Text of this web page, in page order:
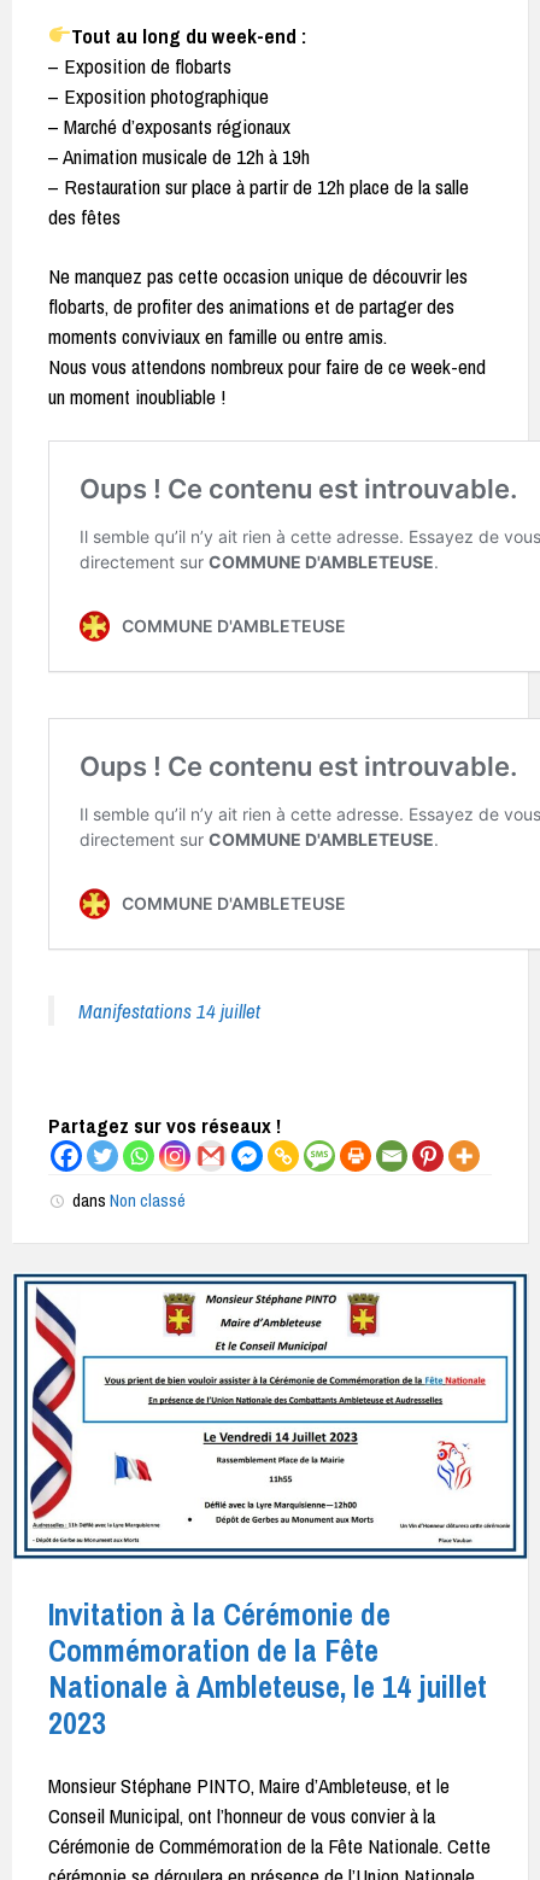
Tout au long du week-end :
– Exposition de flobarts
– Exposition photographique
– Marché d’exposants régionaux
– Animation musicale de 12h à 19h
– Restauration sur place à partir de 12h place de la salle
des fêtes
Ne manquez pas cette occasion unique de découvrir les
flobarts, de profiter des animations et de partager des
moments conviviaux en famille ou entre amis.
Nous vous attendons nombreux pour faire de ce week-end
un moment inoubliable !
Manifestations 14 juillet
Partagez sur vos réseaux !
dans Non classé
Invitation à la Cérémonie de
Commémoration de la Fête
Nationale à Ambleteuse, le 14 juillet
2023
Monsieur Stéphane PINTO, Maire d’Ambleteuse, et le
Conseil Municipal, ont l’honneur de vous convier à la
Cérémonie de Commémoration de la Fête Nationale. Cette